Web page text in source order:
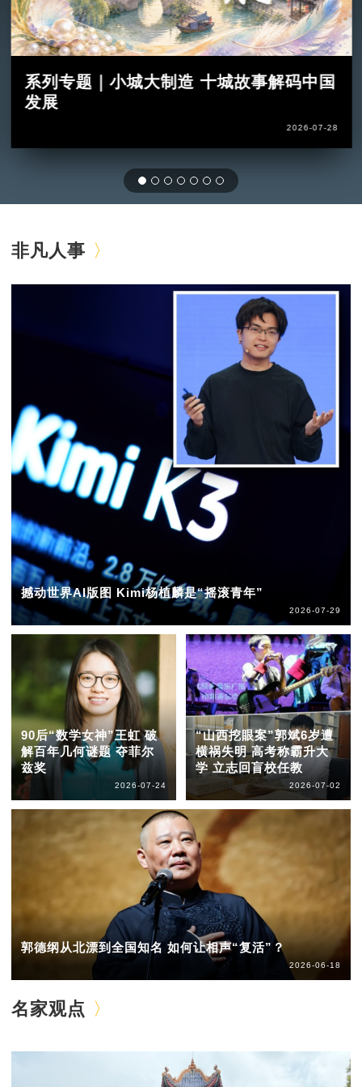
系列专题｜小城大制造 十城故事解码中国
发展
2026-07-28
非凡人事
撼动世界AI版图 Kimi杨植麟是“摇滚青年”
2026-07-29
90后“数学女神”王虹 破
解百年几何谜题 夺菲尔
兹奖
2026-07-24
“山西挖眼案”郭斌6岁遭
横祸失明 高考称霸升大
学 立志回盲校任教
2026-07-02
郭德纲从北漂到全国知名 如何让相声“复活”？
2026-06-18
名家观点